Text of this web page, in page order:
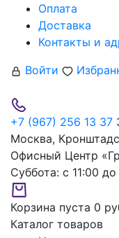
Оплата
Доставка
Контакты и
Войти
+7 (967) 256 13 37
Москва,
Офисный Центр
Суббота: с 11:00 до
Корзина пуста 0 руб.
Каталог товаров